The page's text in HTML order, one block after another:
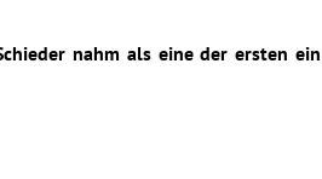
nahm als eine der ersten ein